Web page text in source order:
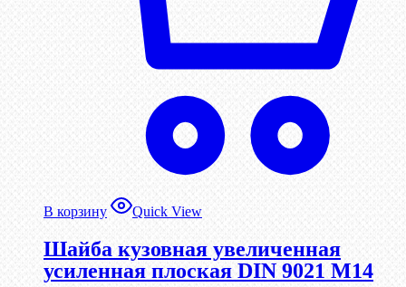
В корзину Quick View
Шайба кузовная увеличенная
усиленная плоская DIN 9021 М14